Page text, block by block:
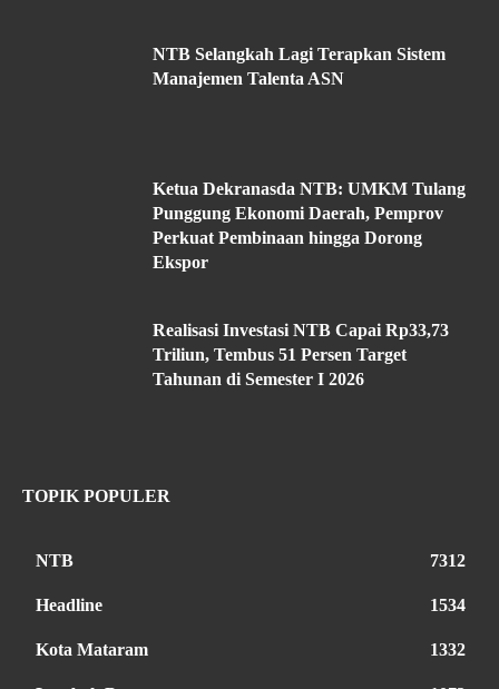
NTB Selangkah Lagi Terapkan Sistem
Manajemen Talenta ASN
Ketua Dekranasda NTB: UMKM Tulang
Punggung Ekonomi Daerah, Pemprov
Perkuat Pembinaan hingga Dorong
Ekspor
Realisasi Investasi NTB Capai Rp33,73
Triliun, Tembus 51 Persen Target
Tahunan di Semester I 2026
TOPIK POPULER
NTB 7312
Headline 1534
Kota Mataram 1332